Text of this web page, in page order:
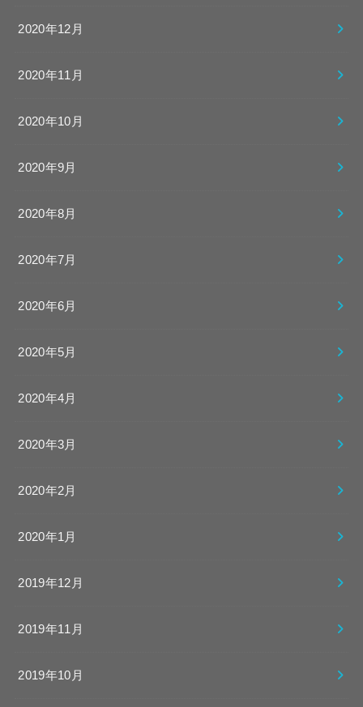
2020年12月
2020年11月
2020年10月
2020年9月
2020年8月
2020年7月
2020年6月
2020年5月
2020年4月
2020年3月
2020年2月
2020年1月
2019年12月
2019年11月
2019年10月